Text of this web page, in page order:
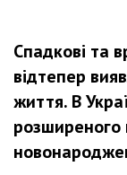
Спадкові та
відтепер
життя. В
розширеного